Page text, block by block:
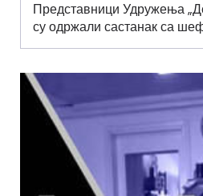
Представници Удружења
су одржали састанак са